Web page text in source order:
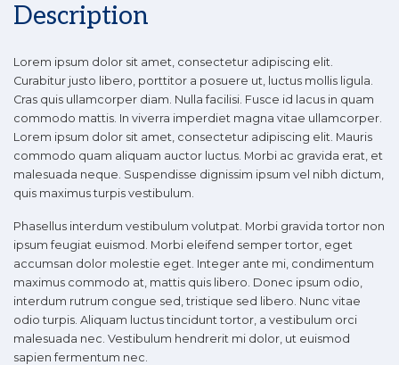
Description
Lorem ipsum dolor sit amet, consectetur adipiscing elit.
Curabitur justo libero, porttitor a posuere ut, luctus mollis ligula.
Cras quis ullamcorper diam. Nulla facilisi. Fusce id lacus in quam
commodo mattis. In viverra imperdiet magna vitae ullamcorper.
Lorem ipsum dolor sit amet, consectetur adipiscing elit. Mauris
commodo quam aliquam auctor luctus. Morbi ac gravida erat, et
malesuada neque. Suspendisse dignissim ipsum vel nibh dictum,
quis maximus turpis vestibulum.
Phasellus interdum vestibulum volutpat. Morbi gravida tortor non
ipsum feugiat euismod. Morbi eleifend semper tortor, eget
accumsan dolor molestie eget. Integer ante mi, condimentum
maximus commodo at, mattis quis libero. Donec ipsum odio,
interdum rutrum congue sed, tristique sed libero. Nunc vitae
odio turpis. Aliquam luctus tincidunt tortor, a vestibulum orci
malesuada nec. Vestibulum hendrerit mi dolor, ut euismod
sapien fermentum nec.